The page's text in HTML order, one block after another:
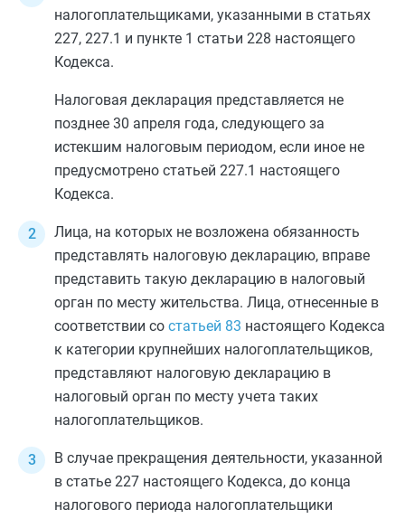
налогоплательщиками, указанными в статьях
227, 227.1 и пункте 1 статьи 228 настоящего
Кодекса.
Налоговая декларация представляется не
позднее 30 апреля года, следующего за
истекшим налоговым периодом, если иное не
предусмотрено статьей 227.1 настоящего
Кодекса.
Лица, на которых не возложена обязанность
представлять налоговую декларацию, вправе
представить такую декларацию в налоговый
орган по месту жительства. Лица, отнесенные в
соответствии со статьей 83 настоящего Кодекса
к категории крупнейших налогоплательщиков,
представляют налоговую декларацию в
налоговый орган по месту учета таких
налогоплательщиков.
В случае прекращения деятельности, указанной
в статье 227 настоящего Кодекса, до конца
налогового периода налогоплательщики